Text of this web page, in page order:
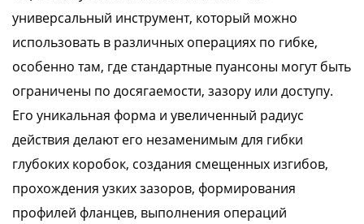
универсальный инструмент, который можно
использовать в различных операциях по гибке,
особенно там, где стандартные пуансоны могут быть
ограничены по досягаемости, зазору или доступу.
Его уникальная форма и увеличенный радиус
действия делают его незаменимым для гибки
глубоких коробок, создания смещенных изгибов,
прохождения узких зазоров, формирования
профилей фланцев, выполнения операций